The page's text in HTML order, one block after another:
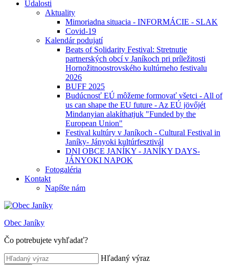
Udalosti
Aktuality
Mimoriadna situacia - INFORMÁCIE - SLAK
Covid-19
Kalendár podujatí
Beats of Solidarity Festival: Stretnutie
partnerských obcí v Janíkoch pri príležitosti
Hornožitnoostrovského kultúrneho festivalu
2026
BUFF 2025
Budúcnosť EÚ môžeme formovať všetci - All of
us can shape the EU future - Az EÚ jövőjét
Mindanyian alakíthatjuk "Funded by the
European Union"
Festival kultúry v Janíkoch - Cultural Festival in
Janíky- Jányoki kultúrfesztivál
DNI OBCE JANÍKY - JANÍKY DAYS-
JÁNYOKI NAPOK
Fotogaléria
Kontakt
Napíšte nám
Obec Janíky
Čo potrebujete vyhľadať?
Hľadaný výraz